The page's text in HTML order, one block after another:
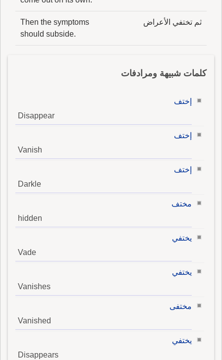
ثم تختفي الأعراض
Then the symptoms
should subside.
كلمات شبيهة ومرادفات
إختف
Disappear
إختف
Vanish
إختف
Darkle
مختف
hidden
يختفي
Vade
يختفي
Vanishes
مختفى
Vanished
يختفي
Disappears